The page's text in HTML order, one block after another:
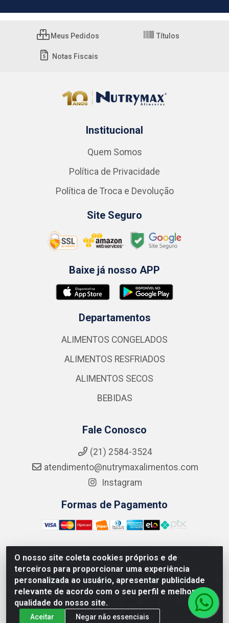
O nosso site coleta cookies próprios e de
terceiros para proporcionar uma experiência
personalizada ao usuário, apresentar publicidade
relevante de acordo com o seu perfil e melhorar a
qualidade do nosso site.
Aceitar Negar não essenciais
Meus Pedidos Títulos
Notas Fiscais
Institucional
Quem Somos
Política de Privacidade
Política de Troca e Devolução
Site Seguro
Baixe já nosso APP
Departamentos
ALIMENTOS CONGELADOS
ALIMENTOS RESFRIADOS
ALIMENTOS SECOS
BEBIDAS
Fale Conosco
(21) 2584-3524
atendimento@nutrymaxalimentos.com
Instagram
Formas de Pagamento
NUTRY MAX COMÉRCIO DE PRODUTOS ALIMENTICIOS
LTDA - RUA DO FEIJÃO, 721 PENHA CIRCULAR/RJ -
CNPJ: 15.796.122/0001-03